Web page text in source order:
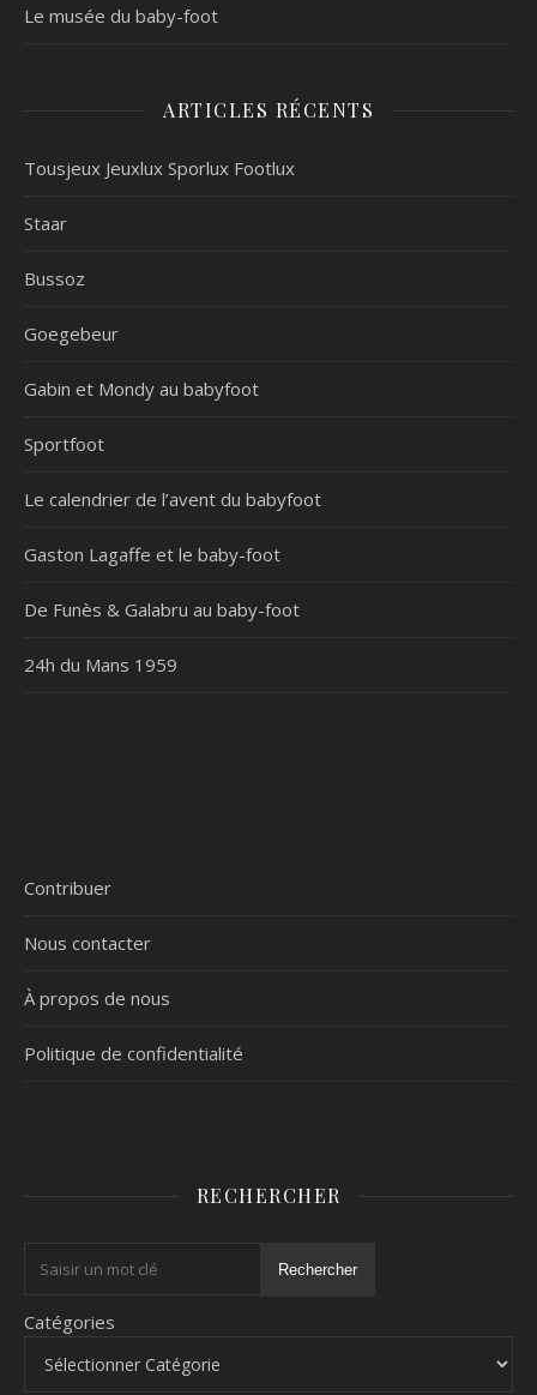
Le musée du baby-foot
ARTICLES RÉCENTS
Tousjeux Jeuxlux Sporlux Footlux
Staar
Bussoz
Goegebeur
Gabin et Mondy au babyfoot
Sportfoot
Le calendrier de l’avent du babyfoot
Gaston Lagaffe et le baby-foot
De Funès & Galabru au baby-foot
24h du Mans 1959
Contribuer
Nous contacter
À propos de nous
Politique de confidentialité
RECHERCHER
Rechercher
Catégories